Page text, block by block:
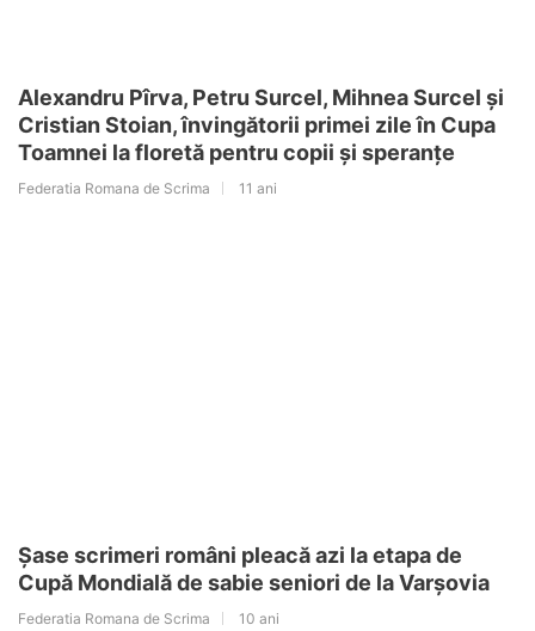
Alexandru Pîrva, Petru Surcel, Mihnea Surcel și
Cristian Stoian, învingătorii primei zile în Cupa
Toamnei la floretă pentru copii și speranțe
Federatia Romana de Scrima 11 ani
Șase scrimeri români pleacă azi la etapa de
Cupă Mondială de sabie seniori de la Varșovia
Federatia Romana de Scrima 10 ani